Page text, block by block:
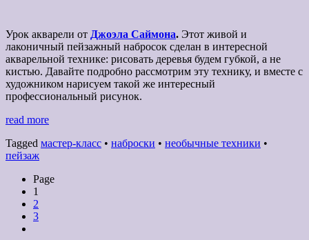
Урок акварели от Джоэла Саймона. Этот живой и
лаконичный пейзажный набросок сделан в интересной
акварельной технике: рисовать деревья будем губкой, а не
кистью. Давайте подробно рассмотрим эту технику, и вместе с
художником нарисуем такой же интересный
профессиональный рисунок.
read more
Tagged мастер-класс • наброски • необычные техники •
пейзаж
Page
1
2
3